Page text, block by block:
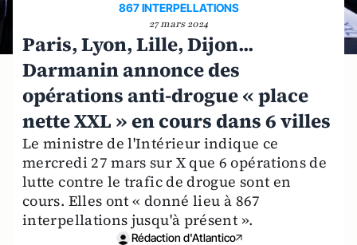
867 INTERPELLATIONS
27 mars 2024
Paris, Lyon, Lille, Dijon...
Darmanin annonce des
opérations anti-drogue « place
nette XXL » en cours dans 6 villes
Le ministre de l'Intérieur indique ce
mercredi 27 mars sur X que 6 opérations de
lutte contre le trafic de drogue sont en
cours. Elles ont « donné lieu à 867
interpellations jusqu'à présent ».
Rédaction d'Atlantico